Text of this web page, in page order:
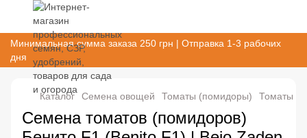
Минимальная сумма заказа 250 грн | Отправка 1-3 рабочих
дня
Каталог Семена овощей Томаты (помидоры) Томаты
Семена томатов (помидоров)